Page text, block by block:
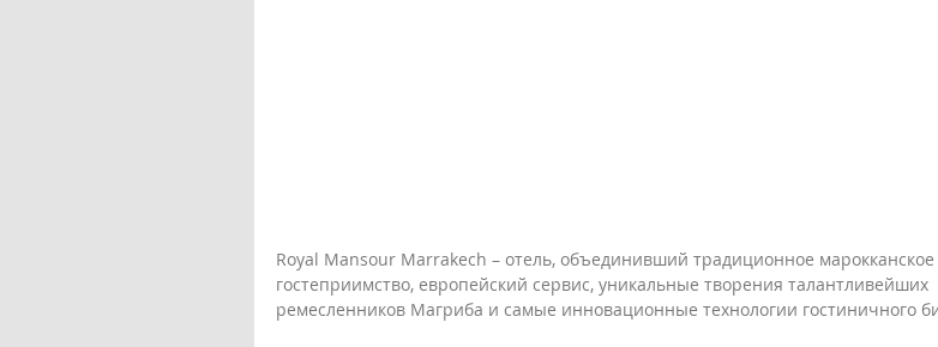
Royal Mansour Marrakech – отель, объединивший традиционное марокканское
гостеприимство, европейский сервис, уникальные творения талантливейших
ремесленников Магриба и самые инновационные технологии гостиничного